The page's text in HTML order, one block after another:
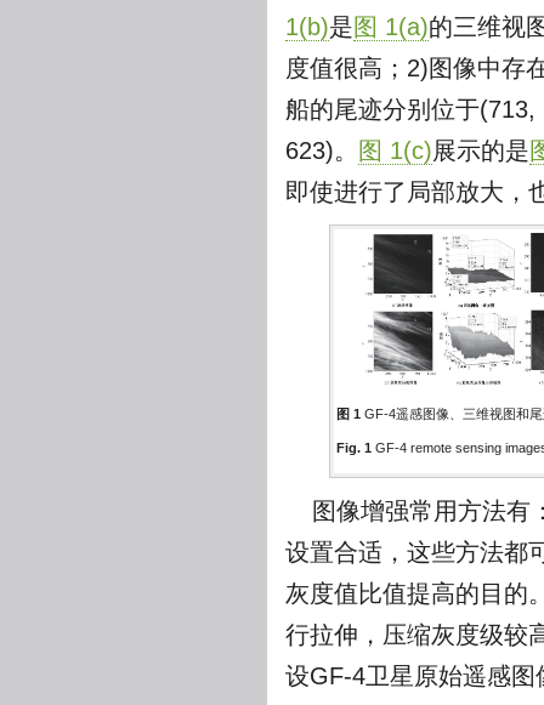
1(b)是图 1(a)的三维视
度值很高；2)图像中存
船的尾迹分别位于
623)。
图 1(c)展示的是
即使进行了局部放大，
图 1 GF-4遥感图像、三维视图和
Fig. 1 GF-4 remote sensing
图像增强常用方法有
设置合适，这些方法都
灰度值比值提高的目的
行拉伸，压缩灰度级较
设GF-4卫星原始遥感图